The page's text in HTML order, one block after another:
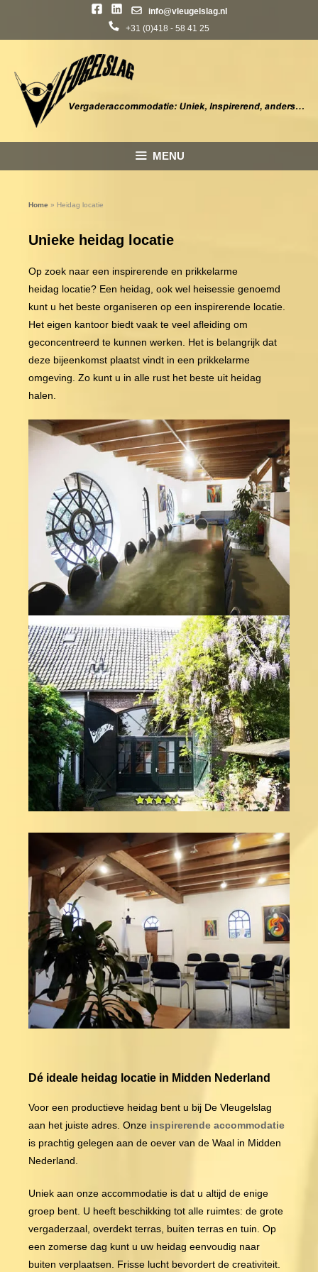
info@vleugelslag.nl
+31 (0)418 - 58 41 25
inhoud
MENU
Home » Heidag locatie
Unieke heidag locatie
Op zoek naar een inspirerende en prikkelarme
heidag locatie? Een heidag, ook wel heisessie genoemd
kunt u het beste organiseren op een inspirerende locatie.
Het eigen kantoor biedt vaak te veel afleiding om
geconcentreerd te kunnen werken. Het is belangrijk dat
deze bijeenkomst plaatst vindt in een prikkelarme
omgeving. Zo kunt u in alle rust het beste uit heidag
halen.
Dé ideale heidag locatie in Midden Nederland
Voor een productieve heidag bent u bij De Vleugelslag
aan het juiste adres. Onze inspirerende accommodatie
is prachtig gelegen aan de oever van de Waal in Midden
Nederland.
Uniek aan onze accommodatie is dat u altijd de enige
groep bent. U heeft beschikking tot alle ruimtes: de grote
vergaderzaal, overdekt terras, buiten terras en tuin. Op
een zomerse dag kunt u uw heidag eenvoudig naar
buiten verplaatsen. Frisse lucht bevordert de creativiteit.